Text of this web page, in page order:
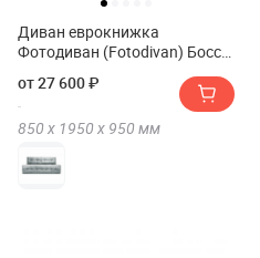
Диван еврокнижка
Фотодиван (Fotodivan) Босс
от 27 600 ₽
850 х 1950 х 950 мм